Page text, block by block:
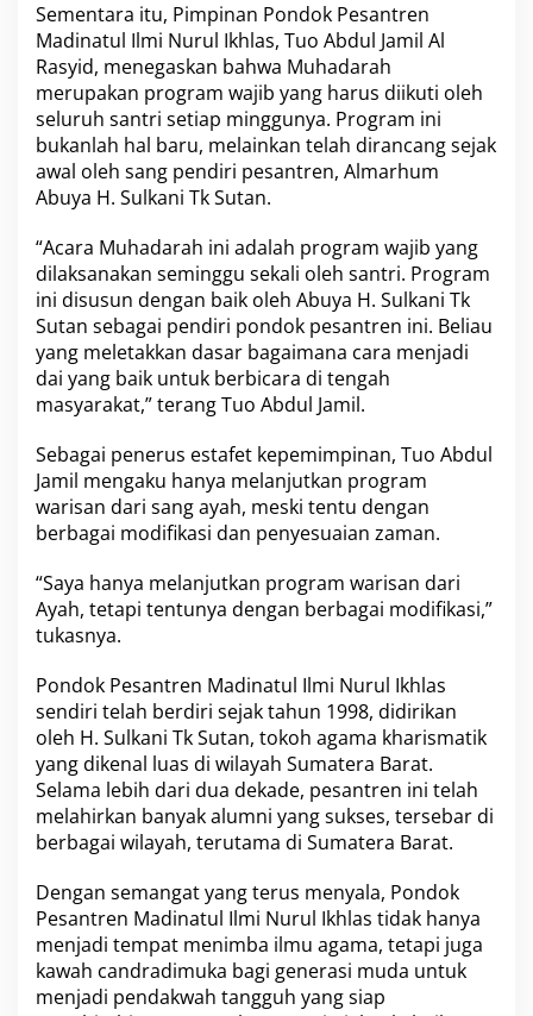
s
T
a
d
i
k
e
k
Sementara itu, Pimpinan Pondok Pesantren
Madinatul Ilmi Nurul Ikhlas, Tuo Abdul Jamil Al
Rasyid, menegaskan bahwa Muhadarah
merupakan program wajib yang harus diikuti oleh
seluruh santri setiap minggunya. Program ini
bukanlah hal baru, melainkan telah dirancang sejak
awal oleh sang pendiri pesantren, Almarhum
Abuya H. Sulkani Tk Sutan.
“Acara Muhadarah ini adalah program wajib yang
dilaksanakan seminggu sekali oleh santri. Program
ini disusun dengan baik oleh Abuya H. Sulkani Tk
Sutan sebagai pendiri pondok pesantren ini. Beliau
yang meletakkan dasar bagaimana cara menjadi
dai yang baik untuk berbicara di tengah
masyarakat,” terang Tuo Abdul Jamil.
Sebagai penerus estafet kepemimpinan, Tuo Abdul
Jamil mengaku hanya melanjutkan program
warisan dari sang ayah, meski tentu dengan
berbagai modifikasi dan penyesuaian zaman.
“Saya hanya melanjutkan program warisan dari
Ayah, tetapi tentunya dengan berbagai modifikasi,”
tukasnya.
Pondok Pesantren Madinatul Ilmi Nurul Ikhlas
sendiri telah berdiri sejak tahun 1998, didirikan
oleh H. Sulkani Tk Sutan, tokoh agama kharismatik
yang dikenal luas di wilayah Sumatera Barat.
Selama lebih dari dua dekade, pesantren ini telah
melahirkan banyak alumni yang sukses, tersebar di
berbagai wilayah, terutama di Sumatera Barat.
Dengan semangat yang terus menyala, Pondok
Pesantren Madinatul Ilmi Nurul Ikhlas tidak hanya
menjadi tempat menimba ilmu agama, tetapi juga
kawah candradimuka bagi generasi muda untuk
menjadi pendakwah tangguh yang siap